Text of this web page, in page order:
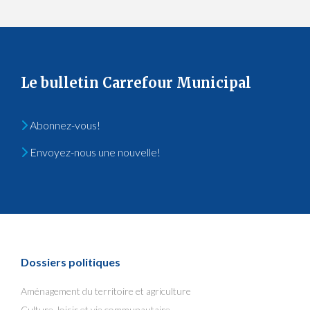
Le bulletin Carrefour Municipal
Abonnez-vous!
Envoyez-nous une nouvelle!
Dossiers politiques
Aménagement du territoire et agriculture